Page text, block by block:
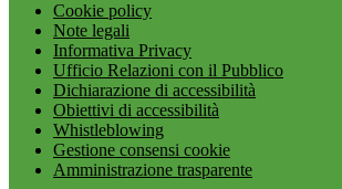
Cookie policy
Note legali
Informativa Privacy
Ufficio Relazioni con il Pubblico
Dichiarazione di accessibilità
Obiettivi di accessibilità
Whistleblowing
Gestione consensi cookie
Amministrazione trasparente